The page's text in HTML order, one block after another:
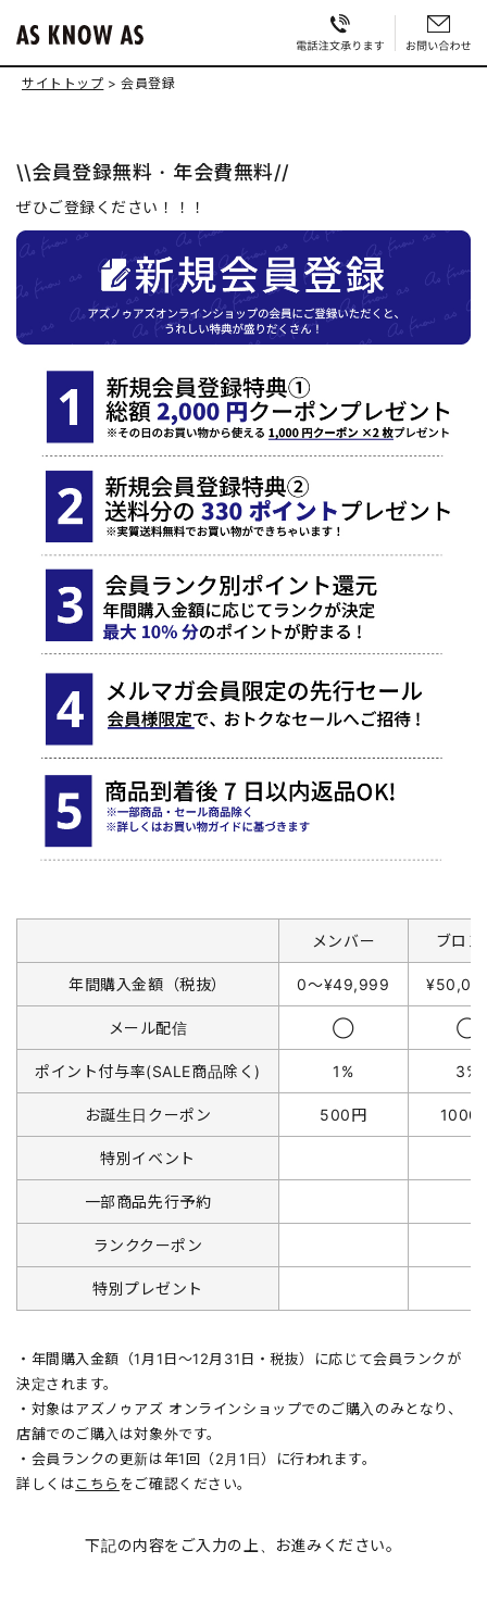
サイトトップ 会員登録
\\会員登録無料・年会費無料//
ぜひご登録ください！！！
メンバー ブロン
年間購入金額（税抜） 0〜¥49,999
メール配信 ◯ ◯
ポイント付与率(SALE商品除く) 1% 3%
お誕生日クーポン 500円 1000
特別イベント
一部商品先行予約
ランククーポン
特別プレゼント
・年間購入金額（1月1日〜12月31日・税抜）に応じて会員ランクが
決定されます。
・対象はアズノゥアズ オンラインショップでのご購入のみとなり、
店舗でのご購入は対象外です。
・会員ランクの更新は年1回（2月1日）に行われます。
詳しくはこちら をご確認ください。
下記の内容をご入力の上、お進みください。